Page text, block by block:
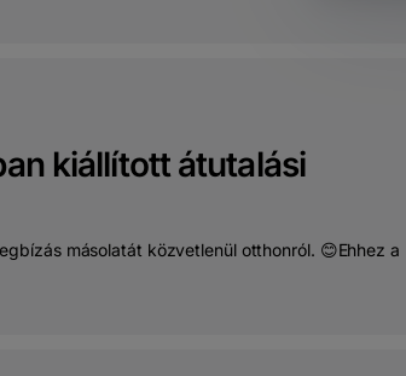
kiállított átutalási
másolatát közvetlenül otthonról. 😊Ehhez a